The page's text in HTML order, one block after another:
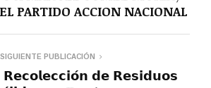
PARTIDO ACCION NACIONAL
SIGUIENTE PUBLICACIÓN
𝗱𝗲 𝗥𝗲𝘀𝗶𝗱𝘂𝗼𝘀